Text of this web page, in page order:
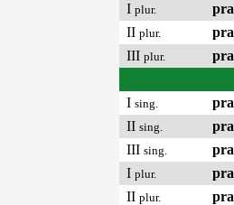
I plur.
II plur.
III plur.
I sing.
II sing.
III sing.
I plur.
II plur.